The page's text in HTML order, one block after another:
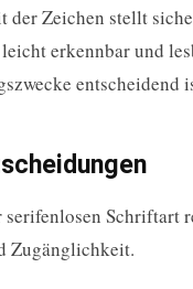
der Zeichen stellt
leicht erkennbar und
entscheidend
serifenlosen Schriftart
Zugänglichkeit.